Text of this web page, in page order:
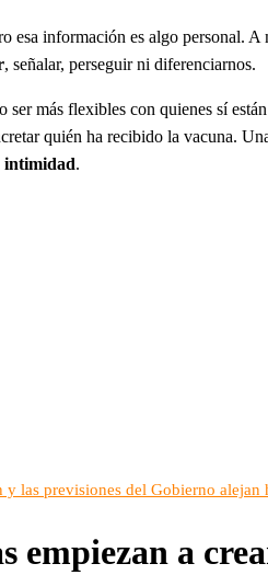
esa información es algo personal.
, señalar, perseguir ni diferenciarnos.
más flexibles con quienes sí
quién ha recibido la vacuna.
intimidad.
las previsiones del Gobierno
empiezan a